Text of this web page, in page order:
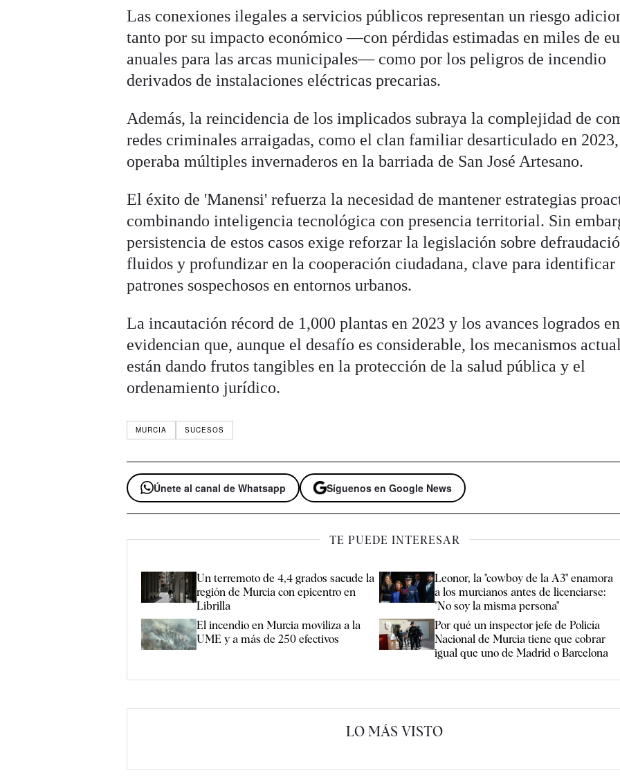
Las conexiones ilegales a servicios públicos representan un riesgo
tanto por su impacto económico —con pérdidas estimadas en miles de
anuales para las arcas municipales— como por los peligros de incendio
derivados de instalaciones eléctricas precarias.
Además, la reincidencia de los implicados subraya la complejidad de
redes criminales arraigadas, como el clan familiar desarticulado en
operaba múltiples invernaderos en la barriada de San José Artesano.
El éxito de 'Manensi' refuerza la necesidad de mantener estrategias
combinando inteligencia tecnológica con presencia territorial. Sin
persistencia de estos casos exige reforzar la legislación sobre
fluidos y profundizar en la cooperación ciudadana, clave para identificar
patrones sospechosos en entornos urbanos.
La incautación récord de 1,000 plantas en 2023 y los avances logrados
evidencian que, aunque el desafío es considerable, los mecanismos
están dando frutos tangibles en la protección de la salud pública y el
ordenamiento jurídico.
MURCIA SUCESOS
Únete al canal de Whatsapp Síguenos en Google News
TE PUEDE INTERESAR
Un terremoto de 4,4 grados sacude la
región de Murcia con epicentro en
Librilla
Leonor, la "cowboy de la A3" enamora
a los murcianos antes de licenciarse:
"No soy la misma persona"
El incendio en Murcia moviliza a la
UME y a más de 250 efectivos
Por qué un inspector jefe de Policía
Nacional de Murcia tiene que cobrar
igual que uno de Madrid o Barcelona
LO MÁS VISTO